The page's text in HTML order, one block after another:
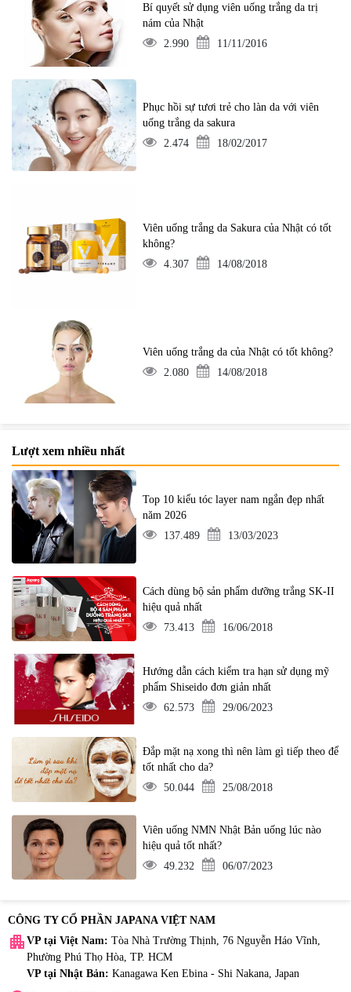
Bí quyết sử dụng viên uống trắng da trị
nám của Nhật
2.990
11/11/2016
Phục hồi sự tươi trẻ cho làn da với viên
uống trắng da sakura
2.474
18/02/2017
Viên uống trắng da Sakura của Nhật có tốt
không?
4.307
14/08/2018
Viên uống trắng da của Nhật có tốt không?
2.080
14/08/2018
Lượt xem nhiều nhất
Top 10 kiểu tóc layer nam ngắn đẹp nhất
năm 2026
137.489
13/03/2023
Cách dùng bộ sản phẩm dưỡng trắng SK-II
hiệu quả nhất
73.413
16/06/2018
Hướng dẫn cách kiểm tra hạn sử dụng mỹ
phẩm Shiseido đơn giản nhất
62.573
29/06/2023
Đắp mặt nạ xong thì nên làm gì tiếp theo để
tốt nhất cho da?
50.044
25/08/2018
Viên uống NMN Nhật Bản uống lúc nào
hiệu quả tốt nhất?
49.232
06/07/2023
CÔNG TY CỔ PHẦN JAPANA VIỆT NAM
apartment VP tại Việt Nam: Tòa Nhà Trường Thịnh, 76 Nguyễn Háo Vĩnh,
Phường Phú Thọ Hòa, TP. HCM
VP tại Nhật Bản: Kanagawa Ken Ebina - Shi Nakana, Japan